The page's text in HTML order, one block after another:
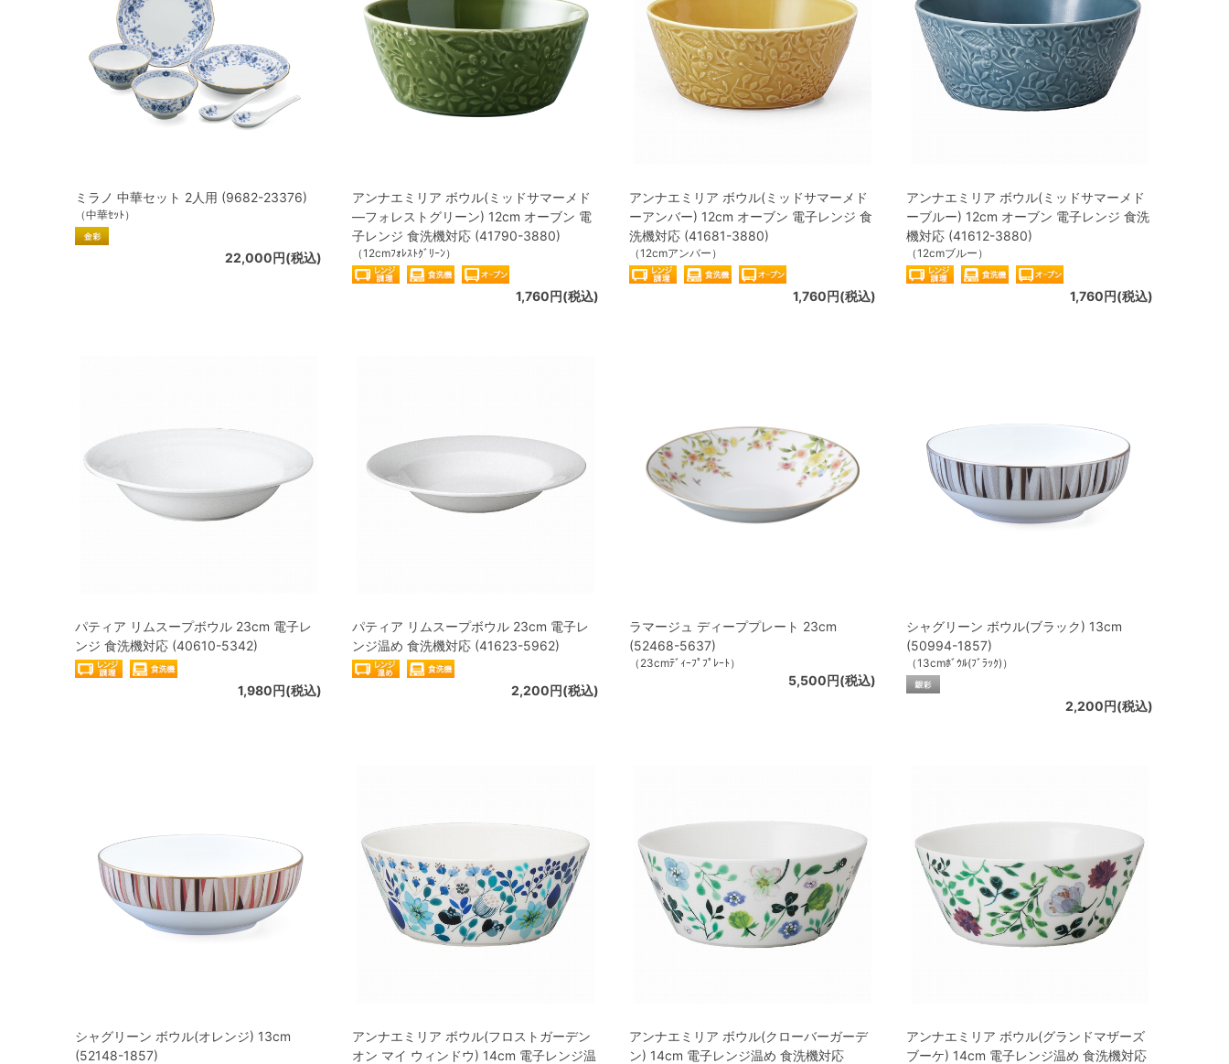
ミラノ 中華セット 2人用 (9682-23376)
（中華ｾｯﾄ）
22,000円(税込)
アンナエミリア ボウル(ミッドサマーメド
―フォレストグリーン) 12cm オーブン 電
子レンジ 食洗機対応 (41790-3880)
（12cmﾌｫﾚｽﾄｸﾞﾘｰﾝ）
1,760円(税込)
アンナエミリア ボウル(ミッドサマーメド
ーアンバー) 12cm オーブン 電子レンジ 食
洗機対応 (41681-3880)
（12cmアンバー）
1,760円(税込)
アンナエミリア ボウル(ミッドサマーメド
ーブルー) 12cm オーブン 電子レンジ 食洗
機対応 (41612-3880)
（12cmブルー）
1,760円(税込)
パティア リムスープボウル 23cm 電子レ
ンジ 食洗機対応 (40610-5342)
1,980円(税込)
パティア リムスープボウル 23cm 電子レ
ンジ温め 食洗機対応 (41623-5962)
2,200円(税込)
ラマージュ ディーププレート 23cm
(52468-5637)
（23cmﾃﾞｨｰﾌﾟﾌﾟﾚｰﾄ）
5,500円(税込)
シャグリーン ボウル(ブラック) 13cm
(50994-1857)
（13cmﾎﾞｳﾙ(ﾌﾞﾗｯｸ)）
2,200円(税込)
シャグリーン ボウル(オレンジ) 13cm
(52148-1857)
アンナエミリア ボウル(フロストガーデン
オン マイ ウィンドウ) 14cm 電子レンジ温
アンナエミリア ボウル(クローバーガーデ
ン) 14cm 電子レンジ温め 食洗機対応
アンナエミリア ボウル(グランドマザーズ
ブーケ) 14cm 電子レンジ温め 食洗機対応